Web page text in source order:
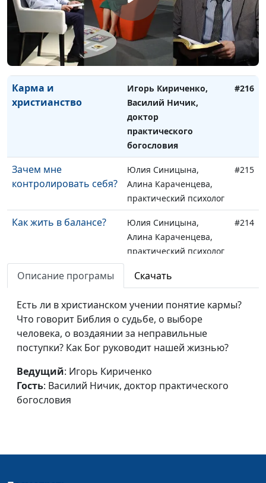
Могу ли я вернуться в
церковь?
Игорь Кириченко,
Василий Ничик, доктор
практического
богословия
#217
Карма и
христианство
Игорь Кириченко,
Василий Ничик,
доктор
практического
богословия
#216
Зачем мне
контролировать себя?
Юлия Синицына,
Алина Караченцева,
практический психолог
#215
Как жить в балансе?
Юлия Синицына,
Алина Караченцева,
практический психолог
#214
Что делать если
приятен, должен ли я
его любить?
Юлия Синицына,
Алина Караченцева,
практический психолог
Почему я постоянно
выбираю «не тех»
партнеров?
Юлия Синицына,
Алина Караченцева,
практический психолог
Как инфантильность
Юлия Синицына,
Описание програмы Скачать
Есть ли в христианском учении понятие кармы?
Что говорит Библия о судьбе, о выборе
человека, о воздаянии за неправильные
поступки? Как Бог руководит нашей жизнью?
Ведущий: Игорь Кириченко
Гость: Василий Ничик, доктор практического
богословия